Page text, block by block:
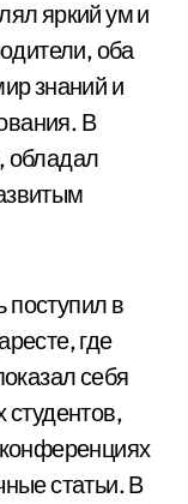
яркий ум и
оба
знаний и
В
обладал
в
где
себя
студентов,
статьи. В